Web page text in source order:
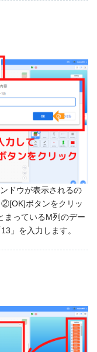
ドウが表示されるの
ボタンをクリッ
まっているM列のデー
」を入力します。